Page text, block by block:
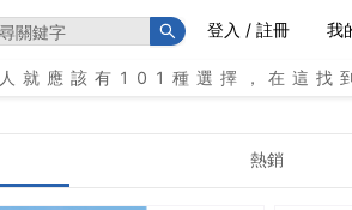
登入 / 註冊 我
就應該有101種選擇，在這找
熱銷